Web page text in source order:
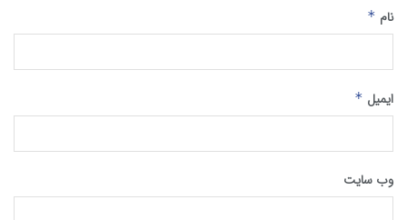
نام *
ایمیل *
وب‌ سایت